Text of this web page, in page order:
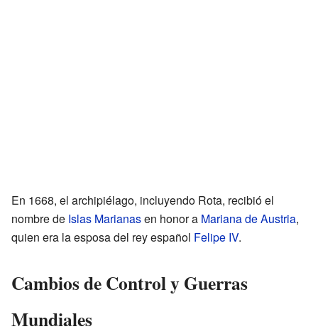
En 1668, el archipiélago, incluyendo Rota, recibió el
nombre de Islas Marianasen honor a Mariana de Austria,
quien era la esposa del rey español Felipe IV.
Cambios de Control y Guerras
Mundiales